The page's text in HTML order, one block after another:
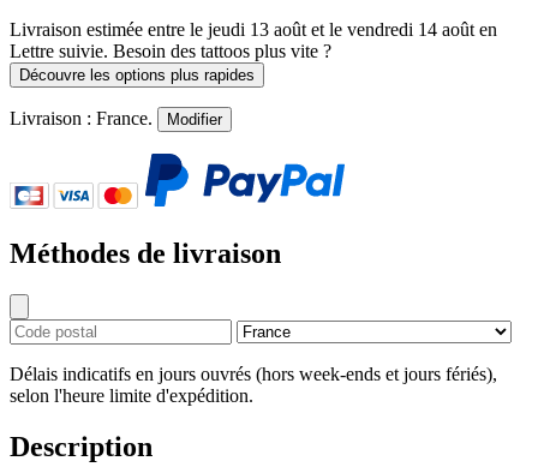
Livraison estimée entre le jeudi 13 août et le vendredi 14 août en
Lettre suivie. Besoin des tattoos plus vite ?
Découvre les options plus rapides
Livraison : France. Modifier
Méthodes de livraison
Délais indicatifs en jours ouvrés (hors week-ends et jours fériés),
selon l'heure limite d'expédition.
Description